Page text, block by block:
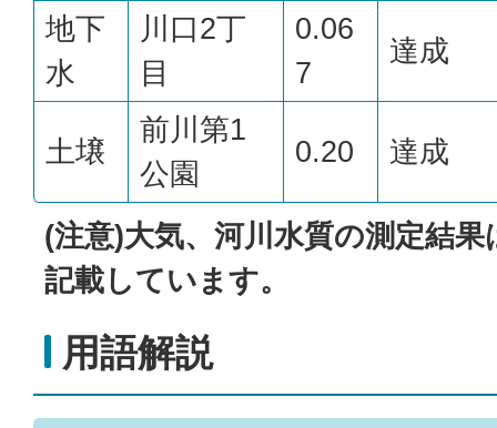
地下
水
川口2丁
目
0.06
7
達成
土壌
前川第1
公園
0.20 達成
(注意)大気、河川水質の測定結
記載しています。
用語解説